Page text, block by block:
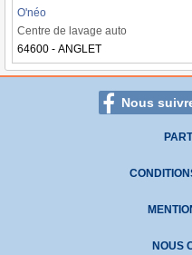
O'néo
Centre de lavage auto
64600 - ANGLET
Nous
NOUS